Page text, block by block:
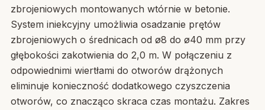
zbrojeniowych montowanych wtórnie w betonie.
System iniekcyjny umożliwia osadzanie prętów
zbrojeniowych o średnicach od ø8 do ø40 mm przy
głębokości zakotwienia do 2,0 m. W połączeniu z
odpowiednimi wiertłami do otworów drążonych
eliminuje konieczność dodatkowego czyszczenia
otworów, co znacząco skraca czas montażu. Zakres